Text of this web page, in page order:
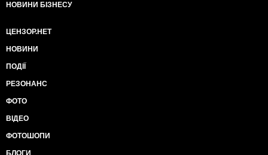
НОВИНИ БІЗНЕСУ
ЦЕНЗОР.НЕТ
НОВИНИ
ПОДІЇ
РЕЗОНАНС
ФОТО
ВІДЕО
ФОТОШОПИ
БЛОГИ